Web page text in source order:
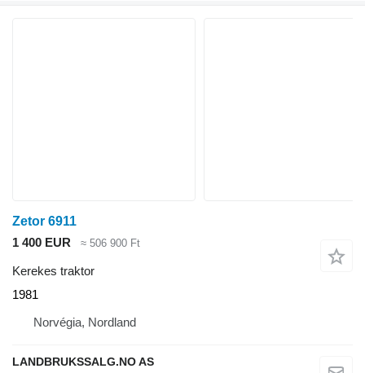
Zetor 6911
1 400 EUR
≈ 506 900 Ft
Kerekes traktor
1981
Norvégia, Nordland
LANDBRUKSSALG.NO AS